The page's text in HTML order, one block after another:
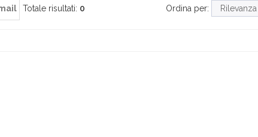
Totale risultati: 0 Ordina per: